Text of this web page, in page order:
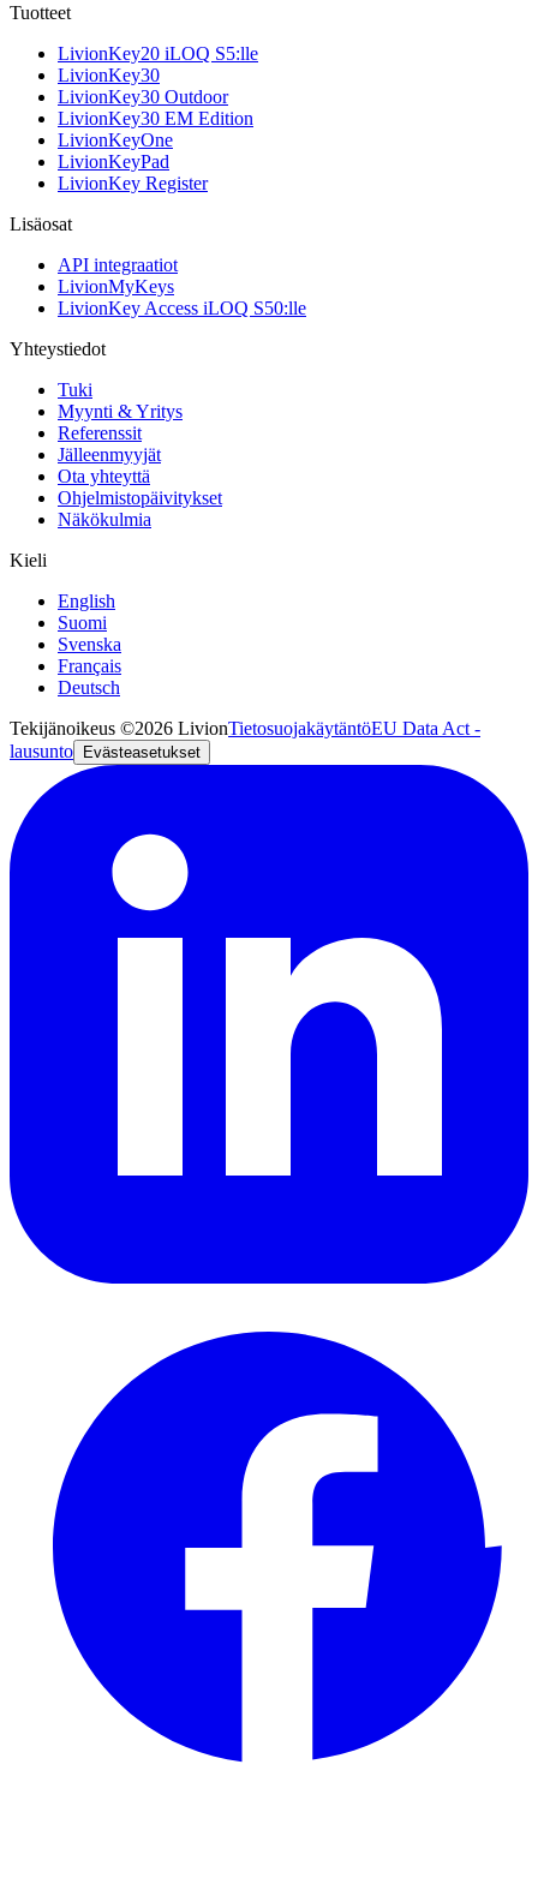
Tuotteet
LivionKey20 iLOQ S5:lle
LivionKey30
LivionKey30 Outdoor
LivionKey30 EM Edition
LivionKeyOne
LivionKeyPad
LivionKey Register
Lisäosat
API integraatiot
LivionMyKeys
LivionKey Access iLOQ S50:lle
Yhteystiedot
Tuki
Myynti & Yritys
Referenssit
Jälleenmyyjät
Ota yhteyttä
Ohjelmistopäivitykset
Näkökulmia
Kieli
English
Suomi
Svenska
Français
Deutsch
Tekijänoikeus ©2026 LivionTietosuojakäytäntöEU Data Act -
lausunto
Evästeasetukset